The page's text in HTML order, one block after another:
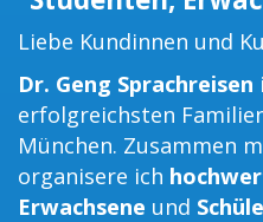
Liebe Kundinnen und
Dr. Geng Sprachreisen
erfolgreichsten
München. Zusammen
organisere ich
Erwachsene und